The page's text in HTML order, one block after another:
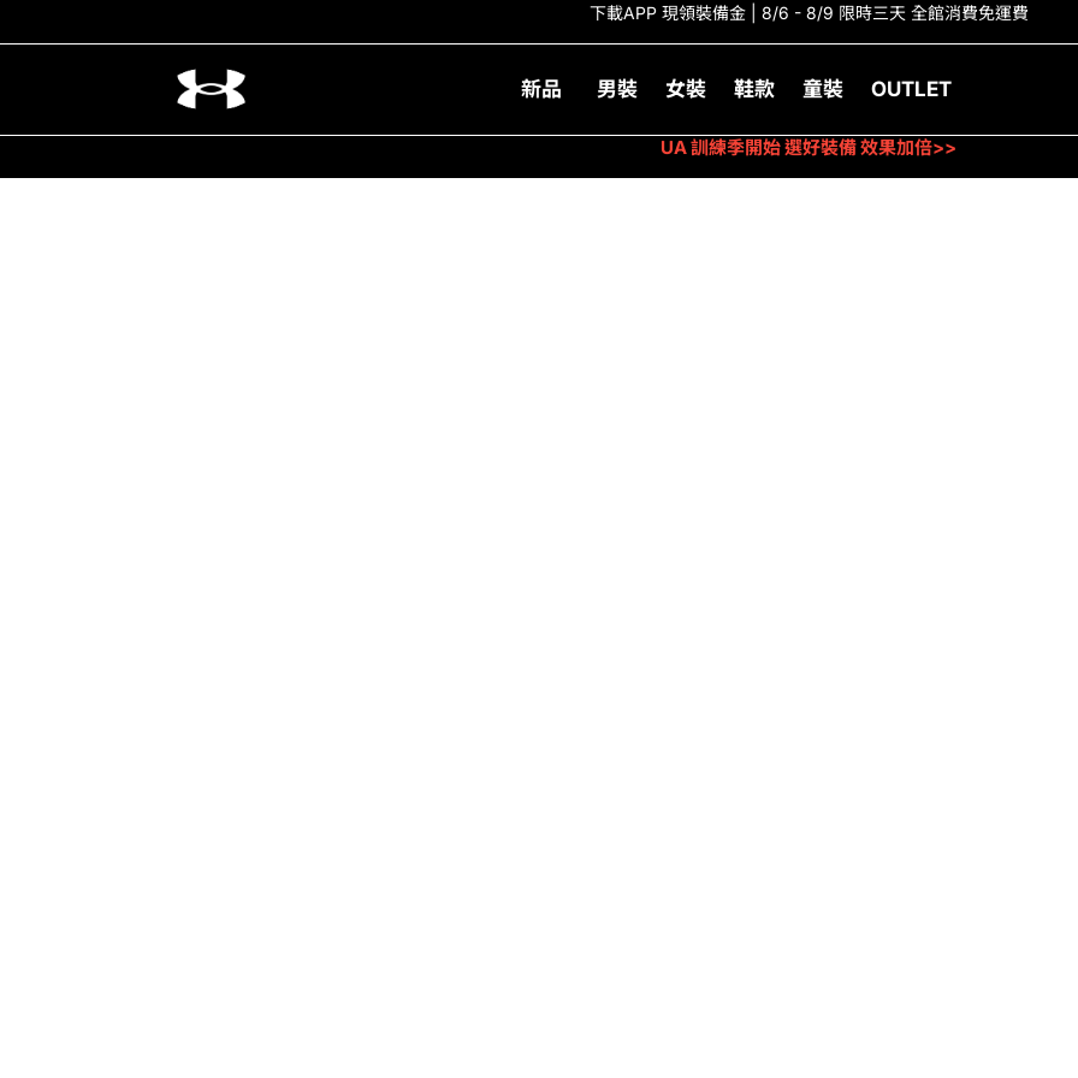
下載APP 現領裝備金 | 8/6 - 8/9 限時三天 全館消費免運費
新品 男裝 女裝 鞋款 童裝 OUTLET
UA 訓練季開始 選好裝備 效果加倍>>